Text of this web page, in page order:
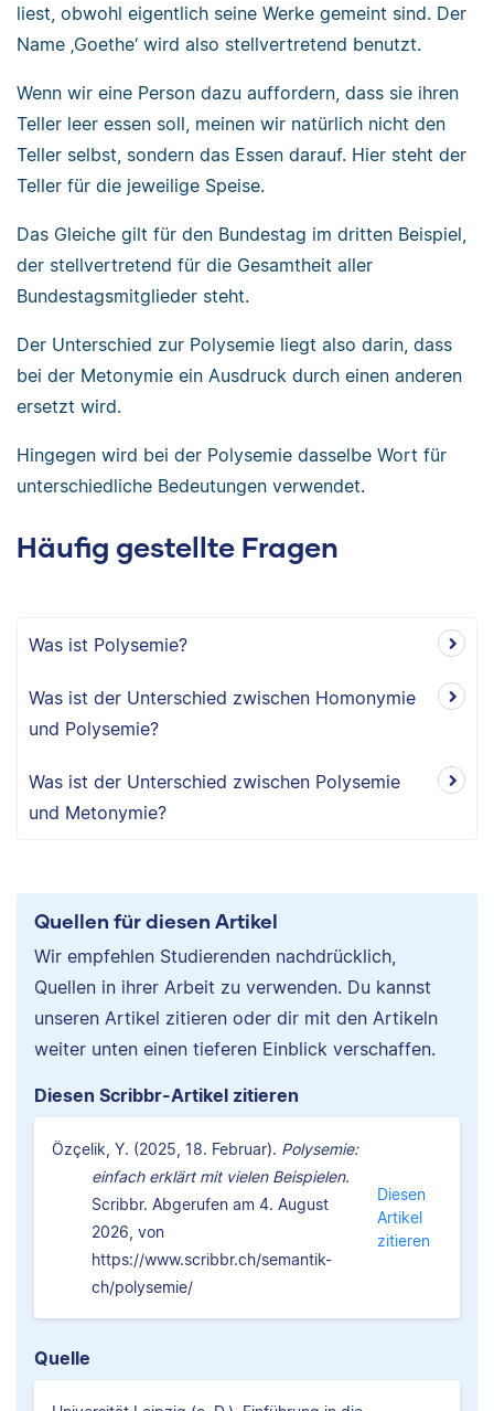
liest, obwohl eigentlich seine Werke gemeint sind. Der
Name ‚Goethe‘ wird also stellvertretend benutzt.
Wenn wir eine Person dazu auffordern, dass sie ihren
Teller leer essen soll, meinen wir natürlich nicht den
Teller selbst, sondern das Essen darauf. Hier steht der
Teller für die jeweilige Speise.
Das Gleiche gilt für den Bundestag im dritten Beispiel,
der stellvertretend für die Gesamtheit aller
Bundestagsmitglieder steht.
Der Unterschied zur Polysemie liegt also darin, dass
bei der Metonymie ein Ausdruck durch einen anderen
ersetzt wird.
Hingegen wird bei der Polysemie dasselbe Wort für
unterschiedliche Bedeutungen verwendet.
Häufig gestellte Fragen
Was ist Polysemie?
Was ist der Unterschied zwischen Homonymie
und Polysemie?
Was ist der Unterschied zwischen Polysemie
und Metonymie?
Quellen für diesen Artikel
Wir empfehlen Studierenden nachdrücklich,
Quellen in ihrer Arbeit zu verwenden. Du kannst
unseren Artikel zitieren oder dir mit den Artikeln
weiter unten einen tieferen Einblick verschaffen.
Diesen Scribbr-Artikel zitieren
Özçelik, Y. (2025, 18. Februar). Polysemie:
einfach erklärt mit vielen Beispielen.
Scribbr. Abgerufen am 4. August
2026, von
https://www.scribbr.ch/semantik-
ch/polysemie/
Diesen
Artikel
zitieren
Quelle